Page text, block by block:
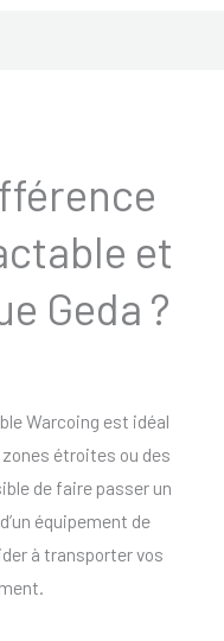
et
Geda ?
Warcoing est idéal
étroites ou des
de faire passer un
équipement de
à transporter vos